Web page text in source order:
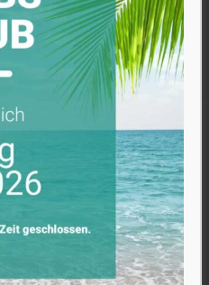
für die ordnungsgemäße
notwendig sind.
grundlegende
der Website
wir Cookies um die
und ein bestmögliches
welche Cookies am
dann klicken Sie bitte auf